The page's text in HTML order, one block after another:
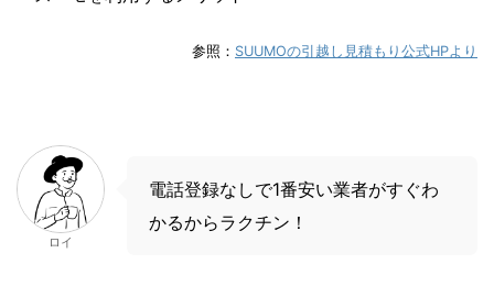
参照： SUUMOの引越し見積もり公式HPより
ロイ
電話登録なしで1番安い業者がすぐわ
かるからラクチン！